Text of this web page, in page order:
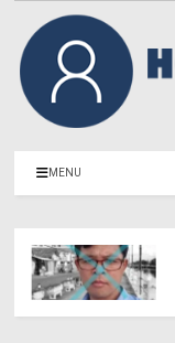
MENU